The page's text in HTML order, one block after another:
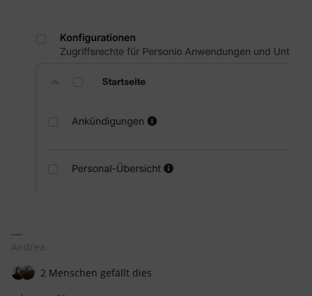
Andrea
2 Menschen gefällt dies